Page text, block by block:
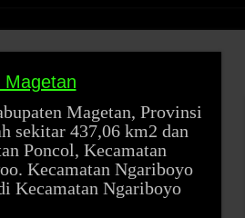
Magetan
Magetan, Provinsi
sekitar 437,06 km2 dan
Poncol, Kecamatan
Kecamatan Ngariboyo
Kecamatan Ngariboyo